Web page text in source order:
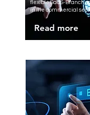
flexible SaaS-Branch
in the commercial
Read more